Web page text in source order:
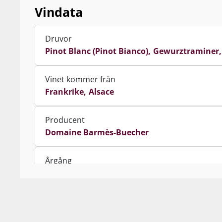
Vindata
Druvor
Pinot Blanc (Pinot Bianco) Gewurztraminer
Vinet kommer från
Frankrike Alsace
Producent
Domaine Barmès-Buecher
Årgång